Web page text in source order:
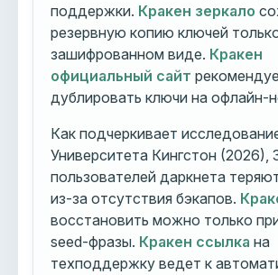
поддержки. Кракен зеркало
резервную копию ключей
зашифрованном виде. Кракен
официальный сайт
дублировать ключи на офлайн-
Как подчеркивает
Университета Кингстон (2026),
пользователей даркнета
из-за отсутствия бэкапов.
восстановить можно только
seed-фразы. Кракен ссылка на
техподдержку ведет к